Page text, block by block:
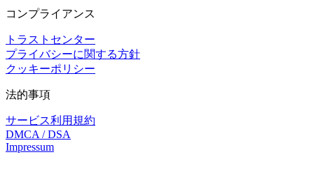
コンプライアンス
トラストセンター
プライバシーに関する方針
クッキーポリシー
法的事項
サービス利用規約
DMCA / DSA
Impressum